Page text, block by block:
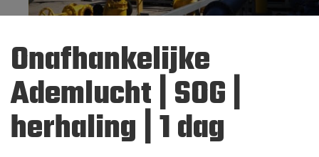
Onafhankelijke
Ademlucht | SOG |
herhaling | 1 dag